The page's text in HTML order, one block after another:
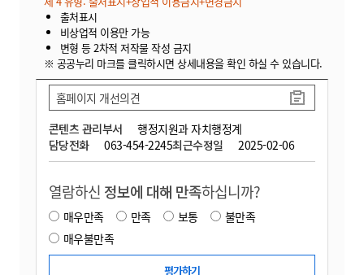
출처표시
비상업적 이용만 가능
변형 등 2차적 저작물 작성 금지
※ 공공누리 마크를 클릭하시면 상세내용을 확인 하실 수 있습니다.
콘텐츠 관리부서
행정지원과 자치행정계
담당전화
063-454-2245최근수정일 2025-02-06
홈페이지 개선의견
열람하신 정보에 대해 만족하십니까?
매우만족 만족 보통
불만족
매우불만족